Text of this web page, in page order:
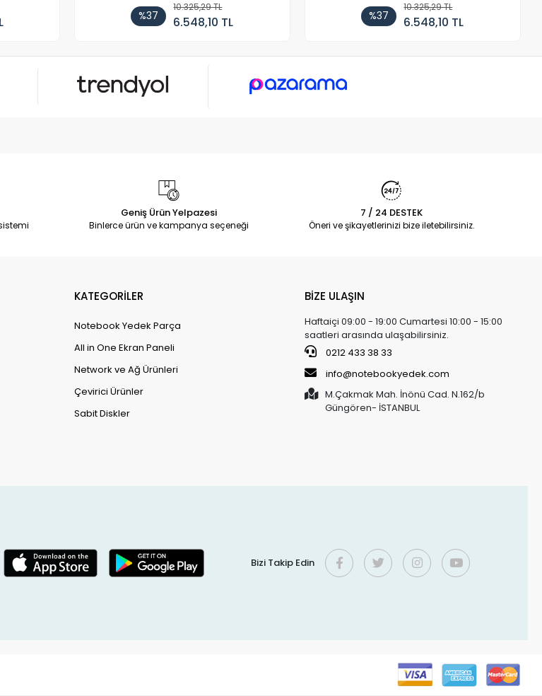
%37
10.325,29 TL
6.548,10 TL %37
10.325,29 TL
6.548,10 TL
Geniş Ürün Yelpazesi
Binlerce ürün ve kampanya seçeneği
7 / 24 DESTEK
Öneri ve şikayetlerinizi bize iletebilirsiniz.
KATEGORİLER
Notebook Yedek Parça
All in One Ekran Paneli
Network ve Ağ Ürünleri
Çevirici Ürünler
Sabit Diskler
BİZE ULAŞIN
Haftaiçi 09:00 - 19:00 Cumartesi 10:00 - 15:00
saatleri arasında ulaşabilirsiniz.
0212 433 38 33
info@notebookyedek.com
M.Çakmak Mah. İnönü Cad. N.162/b
Güngören- İSTANBUL
Bizi Takip Edin